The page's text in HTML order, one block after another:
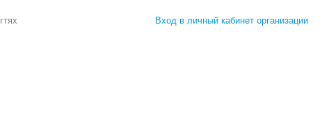
Вход в личный кабинет организации